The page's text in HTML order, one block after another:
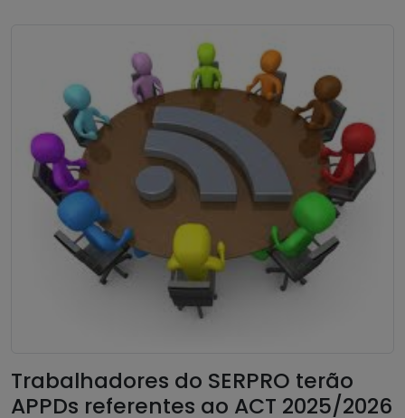
Trabalhadores do SERPRO terão
APPDs referentes ao ACT 2025/2026